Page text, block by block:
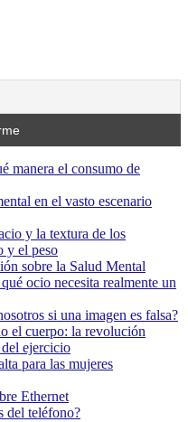
manera el consumo de
en el vasto escenario
y la textura de los
y el peso
sobre la Salud Mental
ocio necesita realmente un
si una imagen es falsa?
el cuerpo: la revolución
ejercicio
para las mujeres
Ethernet
del teléfono?